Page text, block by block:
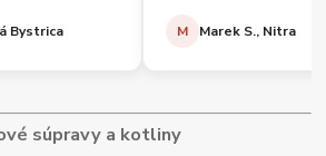
Bystrica M Marek S., Nitra
súpravy a kotliny